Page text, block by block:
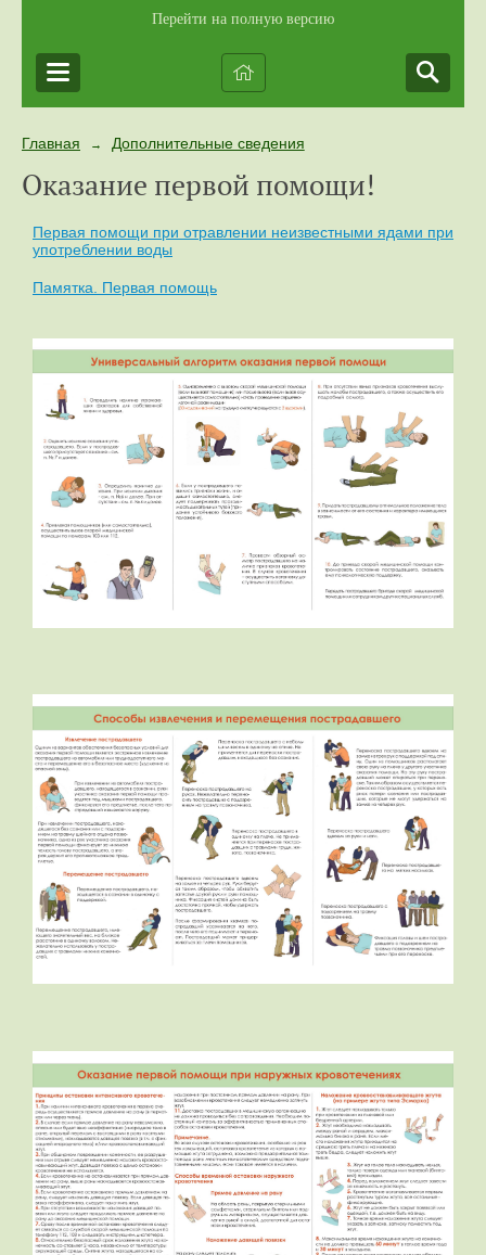
Перейти на полную версию
Главная → Дополнительные сведения
Оказание первой помощи!
Первая помощи при отравлении неизвестными ядами при
употреблении воды
Памятка. Первая помощь